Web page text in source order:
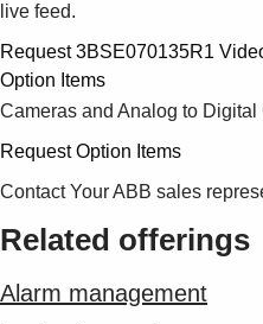
live feed.
Request 3BSE070135R1
Option Items
Cameras and Analog to
Request Option Items
Contact Your ABB sales
Related offerings
Alarm management